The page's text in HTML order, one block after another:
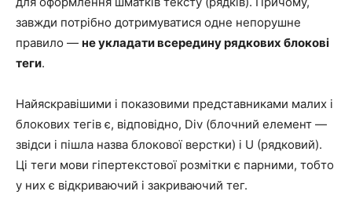
завжди потрібно дотримуватися одне непорушне
правило — не укладати всередину рядкових блокові
теги.
Найяскравішими і показовими представниками малих і
блокових тегів є, відповідно, Div (блочний елемент —
звідси і пішла назва блокової верстки) і U (рядковий).
Ці теги мови гіпертекстової розмітки є парними, тобто
у них є відкриваючий і закриваючий тег.